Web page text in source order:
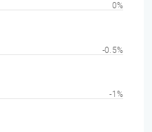
-1%
-0.5%
0%